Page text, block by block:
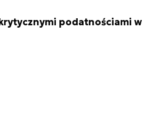
podatnościami w